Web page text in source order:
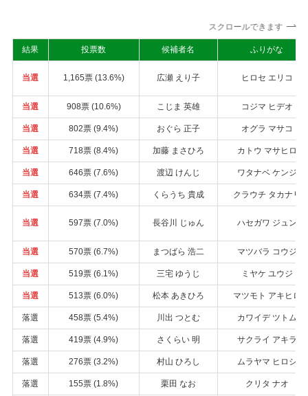
スクロールできます
結果 投票数 候補者名 ふりがな
当選 1,165票 (13.6%) 広瀬 えり子 ヒロセ エリコ
当選 908票 (10.6%) こじま 英雄 コジマ ヒデオ
当選 802票 (9.4%) おぐら 正子 オグラ マサコ
当選 718票 (8.4%) 加藤 まさひろ カトウ マサヒロ
当選 646票 (7.6%) 渡辺 けんじ ワタナベ ケンジ
当選 634票 (7.4%) くらうち 貴成 クラウチ タカナリ
当選 597票 (7.0%) 長谷川 じゅん ハセガワ ジュン
当選 570票 (6.7%) まつばら 浩二 マツバラ コウジ
当選 519票 (6.1%) 三宅 ゆうじ ミヤケ ユウジ
当選 513票 (6.0%) 松本 あきひろ マツモト アキヒロ
落選 458票 (5.4%) 川出 つとむ カワイデ ツトム
落選 419票 (4.9%) さくらい 明 サクライ アキラ
落選 276票 (3.2%) 村山 ひろし ムラヤマ ヒロシ
落選 155票 (1.8%) 栗田 なお クリタ ナオ